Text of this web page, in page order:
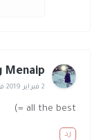
Menaip
2 فبراير 2019 في 1:43 ص
all the best =)
رد